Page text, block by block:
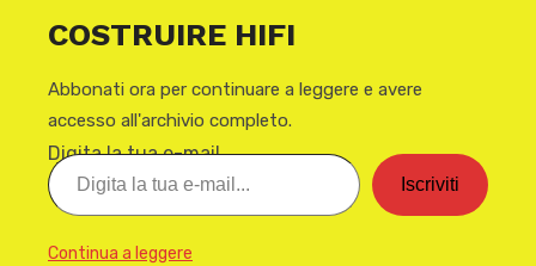
COSTRUIRE HIFI
Abbonati ora per continuare a leggere e avere
accesso all'archivio completo.
Digita la tua e-mail...
Iscriviti
Continua a leggere